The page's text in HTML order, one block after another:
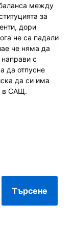
между
за
дори
не са падали
че няма да
с
да отпусне
да си има
в САЩ.
Търсене